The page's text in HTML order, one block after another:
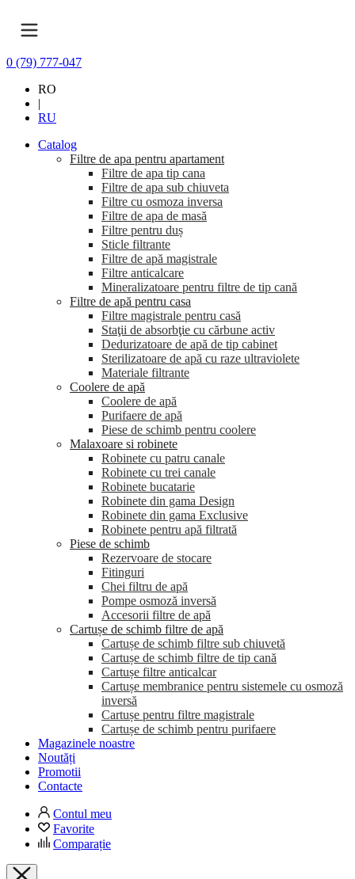
0 (79) 777-047
RO
|
RU
Catalog
Filtre de apa pentru apartament
Filtre de apa tip cana
Filtre de apa sub chiuveta
Filtre cu osmoza inversa
Filtre de apa de masă
Filtre pentru duș
Sticle filtrante
Filtre de apă magistrale
Filtre anticalcare
Mineralizatoare pentru filtre de tip cană
Filtre de apă pentru casa
Filtre magistrale pentru casă
Staţii de absorbţie cu cărbune activ
Dedurizatoare de apă de tip cabinet
Sterilizatoare de apă cu raze ultraviolete
Materiale filtrante
Coolere de apă
Сoolere de apă
Purifaere de apă
Piese de schimb pentru coolere
Malaxoare si robinete
Robinete cu patru canale
Robinete cu trei canale
Robinete bucatarie
Robinete din gama Design
Robinete din gama Exclusive
Robinete pentru apă filtrată
Piese de schimb
Rezervoare de stocare
Fitinguri
Chei filtru de apă
Pompe osmoză inversă
Accesorii filtre de apă
Cartușe de schimb filtre de apă
Cartușe de schimb filtre sub chiuvetă
Cartușe de schimb filtre de tip cană
Cartușe filtre anticalcar
Cartușe membranice pentru sistemele cu osmoză
inversă
Cartușe pentru filtre magistrale
Cartușe de schimb pentru purifaere
Magazinele noastre
Noutăți
Promotii
Contacte
Contul meu
Favorite
Comparație